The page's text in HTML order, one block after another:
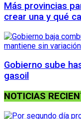
Más provincias
crear una y qué
Gobierno sube
gasoil
NOTICIAS